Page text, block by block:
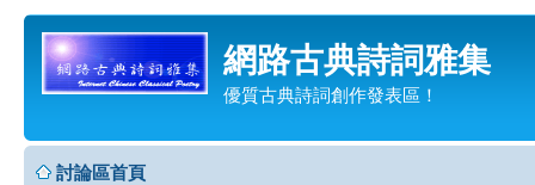
網路古典詩詞雅集
優質古典詩詞創作發表區！
討論區首頁